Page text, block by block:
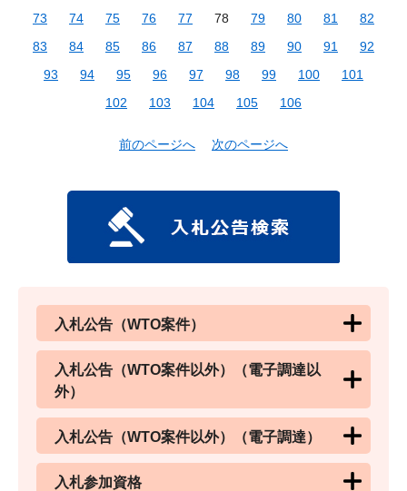
73
74 75 76 77 78 79 80 81
82
83
84 85 86 87 88 89 90 91
92
93
94 95 96 97 98 99 100
101
102
103 104 105 106
前のページへ 次のページへ
入札公告（WTO案件）
入札公告（WTO案件以外）（電子調達以
外）
入札公告（WTO案件以外）（電子調達）
入札参加資格